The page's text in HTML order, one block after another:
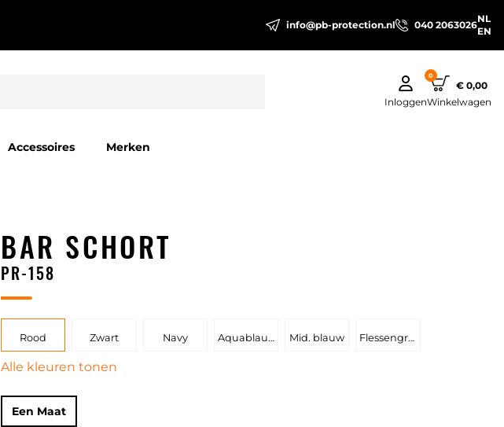
info@pb-protection.nl 040 2063026
NL
EN
Inloggen
0
€ 0,00
Winkelwagen
Accessoires Merken
BAR SCHORT
PR-158
Rood Zwart Navy Aquablauw Mid. blauw Flessengroen
Alle kleuren tonen
Een Maat